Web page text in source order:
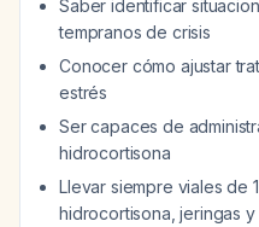
Saber identificar
tempranos de crisis
Conocer cómo ajustar
estrés
Ser capaces de
hidrocortisona
Llevar siempre viales de
hidrocortisona, jeringas y